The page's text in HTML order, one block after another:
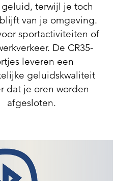
terwijl je toch
van je omgeving.
sportactiviteiten of
De CR35-
leveren een
geluidskwaliteit
dat je oren worden
afgesloten.